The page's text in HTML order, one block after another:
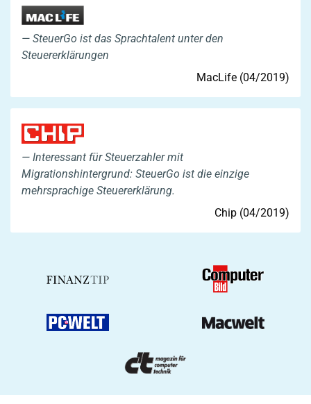
SteuerGo ist das Sprachtalent unter den
Steuererklärungen
MacLife (04/2019)
Interessant für Steuerzahler mit
Migrationshintergrund: SteuerGo ist die einzige
mehrsprachige Steuererklärung.
Chip (04/2019)